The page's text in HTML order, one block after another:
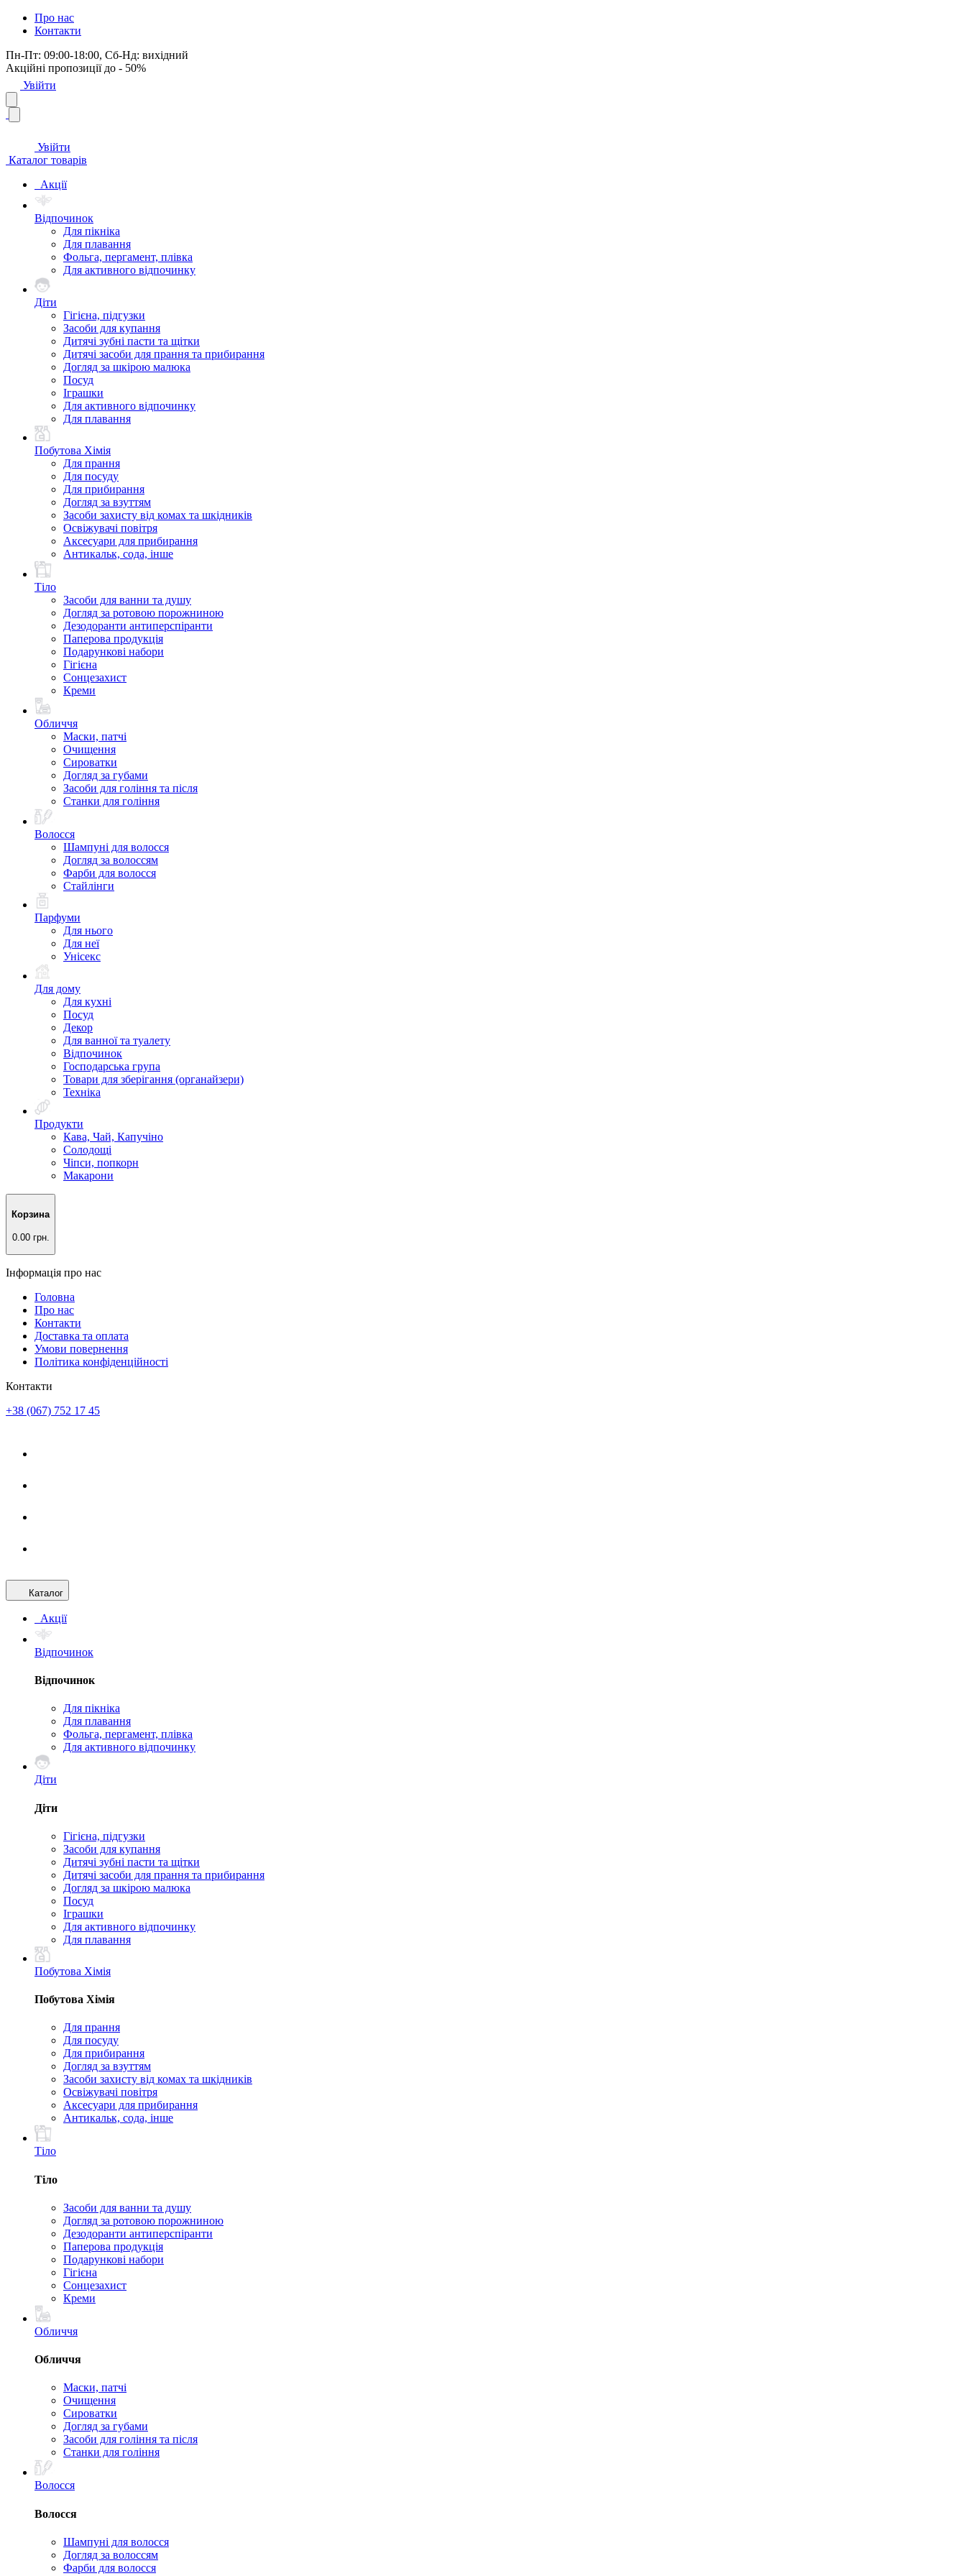
Про нас
Контакти
Пн-Пт: 09:00-18:00, Сб-Нд: вихідний
Акційні пропозиції до - 50%
Увійти
Увійти
Каталог товарів
Акції
Відпочинок
Для пікніка
Для плавання
Фольга, пергамент, плівка
Для активного відпочинку
Діти
Гігієна, підгузки
Засоби для купання
Дитячі зубні пасти та щітки
Дитячі засоби для прання та прибирання
Догляд за шкірою малюка
Посуд
Іграшки
Для активного відпочинку
Для плавання
Побутова Хімія
Для прання
Для посуду
Для прибирання
Догляд за взуттям
Засоби захисту від комах та шкідників
Освіжувачі повітря
Аксесуари для прибирання
Антикальк, сода, інше
Тіло
Засоби для ванни та душу
Догляд за ротовою порожниною
Дезодоранти антиперспіранти
Паперова продукція
Подарункові набори
Гігієна
Сонцезахист
Креми
Обличчя
Маски, патчі
Очищення
Сироватки
Догляд за губами
Засоби для гоління та після
Станки для гоління
Волосся
Шампуні для волосся
Догляд за волоссям
Фарби для волосся
Стайлінги
Парфуми
Для нього
Для неї
Унісекс
Для дому
Для кухні
Посуд
Декор
Для ванної та туалету
Відпочинок
Господарська група
Товари для зберігання (органайзери)
Техніка
Продукти
Кава, Чай, Капучіно
Солодощі
Чіпси, попкорн
Макарони
Корзина
0.00 грн.
Інформація про нас
Головна
Про нас
Контакти
Доставка та оплата
Умови повернення
Політика конфіденційності
Контакти
+38 (067) 752 17 45
Каталог
Акції
Відпочинок
Відпочинок
Для пікніка
Для плавання
Фольга, пергамент, плівка
Для активного відпочинку
Діти
Діти
Гігієна, підгузки
Засоби для купання
Дитячі зубні пасти та щітки
Дитячі засоби для прання та прибирання
Догляд за шкірою малюка
Посуд
Іграшки
Для активного відпочинку
Для плавання
Побутова Хімія
Побутова Хімія
Для прання
Для посуду
Для прибирання
Догляд за взуттям
Засоби захисту від комах та шкідників
Освіжувачі повітря
Аксесуари для прибирання
Антикальк, сода, інше
Тіло
Тіло
Засоби для ванни та душу
Догляд за ротовою порожниною
Дезодоранти антиперспіранти
Паперова продукція
Подарункові набори
Гігієна
Сонцезахист
Креми
Обличчя
Обличчя
Маски, патчі
Очищення
Сироватки
Догляд за губами
Засоби для гоління та після
Станки для гоління
Волосся
Волосся
Шампуні для волосся
Догляд за волоссям
Фарби для волосся